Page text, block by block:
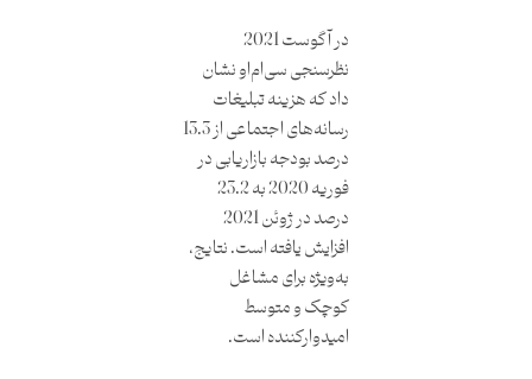
در آگوست 2021
نظرسنجی سی‌ام‌او نشان
داد که هزینه تبلیغات
رسانه‌های اجتماعی از 13.3
درصد بودجه بازاریابی در
فوریه 2020 به 23.2
درصد در ژوئن 2021
افزایش یافته است. نتایج،
به‌ویژه برای مشاغل
کوچک و متوسط
امیدوارکننده است.